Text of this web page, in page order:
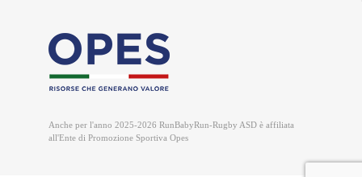
Anche per l'anno 2025-2026 RunBabyRun-Rugby ASD è affiliata
all'Ente di Promozione Sportiva Opes